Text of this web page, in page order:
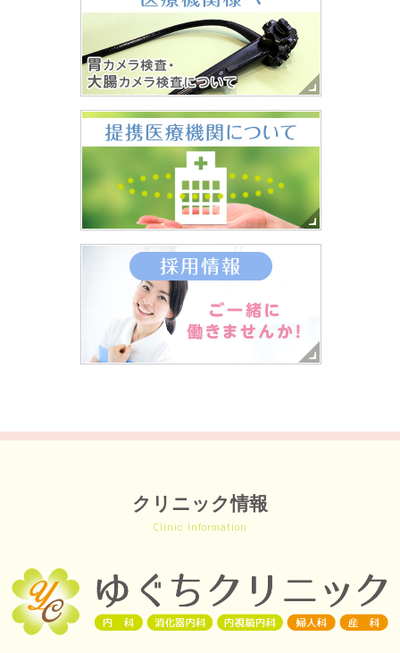
クリニック情報
Clinic Information